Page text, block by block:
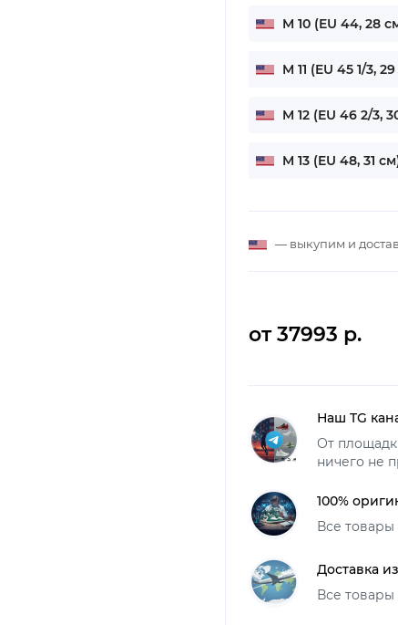
M 10 (EU 44, 28
M 11 (EU 45 1/3,
M 12 (EU 46 2/3,
M 13 (EU 48, 31
— выкупим и
от 37993 р.
Наш TG
От
ничего не
100%
Все
Доставка
Все